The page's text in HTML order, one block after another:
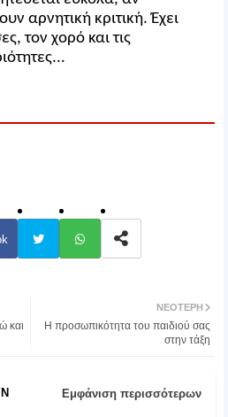
αρνητική κριτική. Έχει
τον χορό και τις
ΝΕΌΤΕΡΗ
Η προσωπικότητα του παιδιού σας
στην τάξη
και
Εμφάνιση περισσότερων